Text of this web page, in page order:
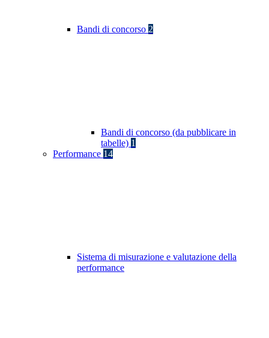
Bandi di concorso 2
Bandi di concorso (da pubblicare in
tabelle) 1
Performance 14
Sistema di misurazione e valutazione della
performance